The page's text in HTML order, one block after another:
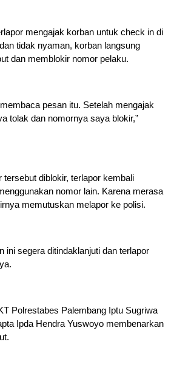
mengajak korban untuk check in di
tidak nyaman, korban langsung
dan memblokir nomor pelaku.
pesan itu. Setelah mengajak
tolak dan nomornya saya blokir,”
tersebut diblokir, terlapor kembali
nomor lain. Karena merasa
memutuskan melapor ke polisi.
ini segera ditindaklanjuti dan terlapor
Polrestabes Palembang Iptu Sugriwa
Ipda Hendra Yuswoyo membenarkan